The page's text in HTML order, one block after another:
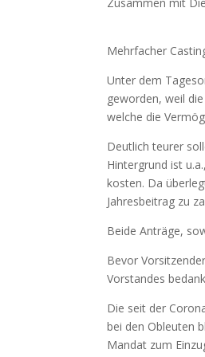
Mehrfacher
Unter dem
geworden, weil
welche die
Deutlich teurer
Hintergrund ist
kosten. Da
Jahresbeitrag zu
Beide Anträge,
Bevor
Vorstandes
Die seit der
bei den Obleuten
Mandat zum